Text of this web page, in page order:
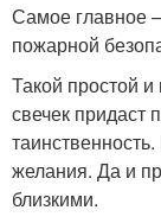
Самое главное
пожарной
Такой простой
свечек придаст
желания. Да и
близкими.